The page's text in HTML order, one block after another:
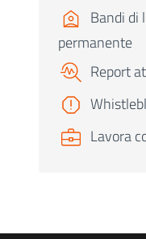
Bandi di
permanente
Report
Lavora